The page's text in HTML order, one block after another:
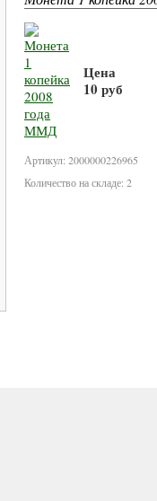
Цена
10 руб
Артикул: 2000000226965
Количество на складе: 2